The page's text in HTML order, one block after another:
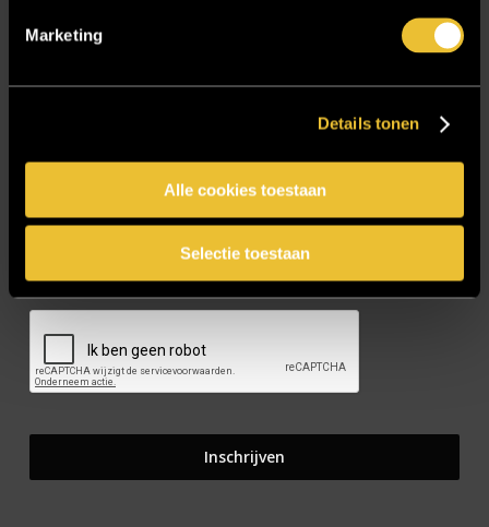
Marketing
Details tonen
Alle cookies toestaan
Selectie toestaan
CAPTCHA